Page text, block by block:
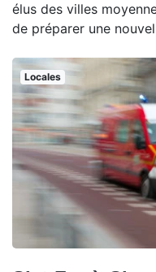
élus des villes
de préparer une
Locales